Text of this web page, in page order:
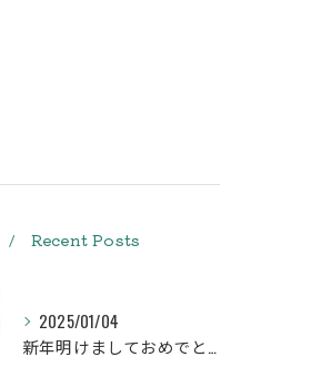
Recent Posts
2025/01/04
新年明けましておめでとうございます